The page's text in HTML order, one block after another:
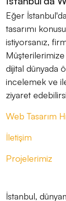
Eğer
tasarımı
istiyorsanız,
dijital dünyada
incelemek ve
ziyaret
Web Tasarım
İletişim
Projelerimiz
İstanbul,